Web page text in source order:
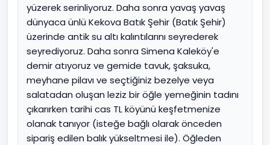
yüzerek serinliyoruz. Daha sonra yavaş yavaş
dünyaca ünlü Kekova Batık Şehir (Batık Şehir)
üzerinde antik su altı kalıntılarını seyrederek
seyrediyoruz. Daha sonra Simena Kaleköy'e
demir atıyoruz ve gemide tavuk, şaksuka,
meyhane pilavı ve seçtiğiniz bezelye veya
salatadan oluşan leziz bir öğle yemeğinin tadını
çıkarırken tarihi cas TL köyünü keşfetmenize
olanak tanıyor (isteğe bağlı olarak önceden
sipariş edilen balık yükseltmesi ile). Öğleden